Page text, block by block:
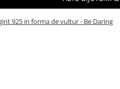
925 in forma de vultur - Be Daring